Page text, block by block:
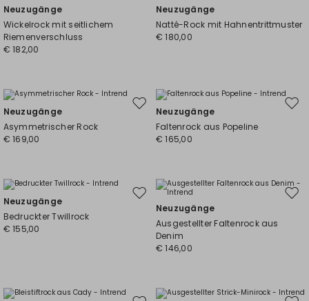
Wunschliste
Neuzugänge
Wickelrock mit seitlichem
Riemenverschluss
€ 182,00
Neuzugänge
Natté-Rock mit Hahnentrittmuster
€ 180,00
Auf
Wunschliste
Neuzugänge
Asymmetrischer Rock
€ 169,00
Auf
Neuzugänge
Faltenrock aus Popeline
€ 165,00
Auf
Wunschliste
Neuzugänge
Bedruckter Twillrock
€ 155,00
Auf
Neuzugänge
Ausgestellter Faltenrock aus
Denim
€ 146,00